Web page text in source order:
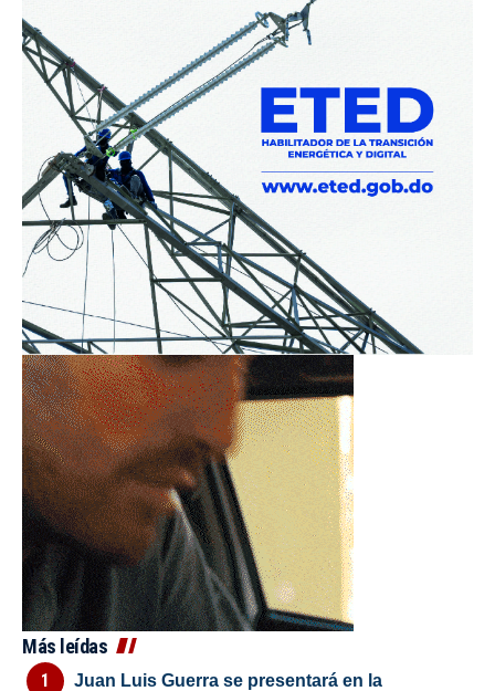
Más leídas
Juan Luis Guerra se presentará en la